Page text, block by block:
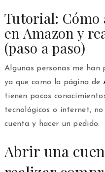
Tutorial:
en Amazon y
(paso a paso)
Algunas personas me han
ya que como la página de
tienen pocos
tecnológicos o internet,
cuenta y hacer un pedido.
Abrir una